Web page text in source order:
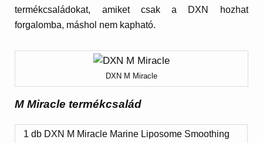
termékcsaládokat, amiket csak a DXN hozhat
forgalomba, máshol nem kapható.
DXN M Miracle
M Miracle termékcsalád
1 db DXN M Miracle Marine Liposome Smoothing